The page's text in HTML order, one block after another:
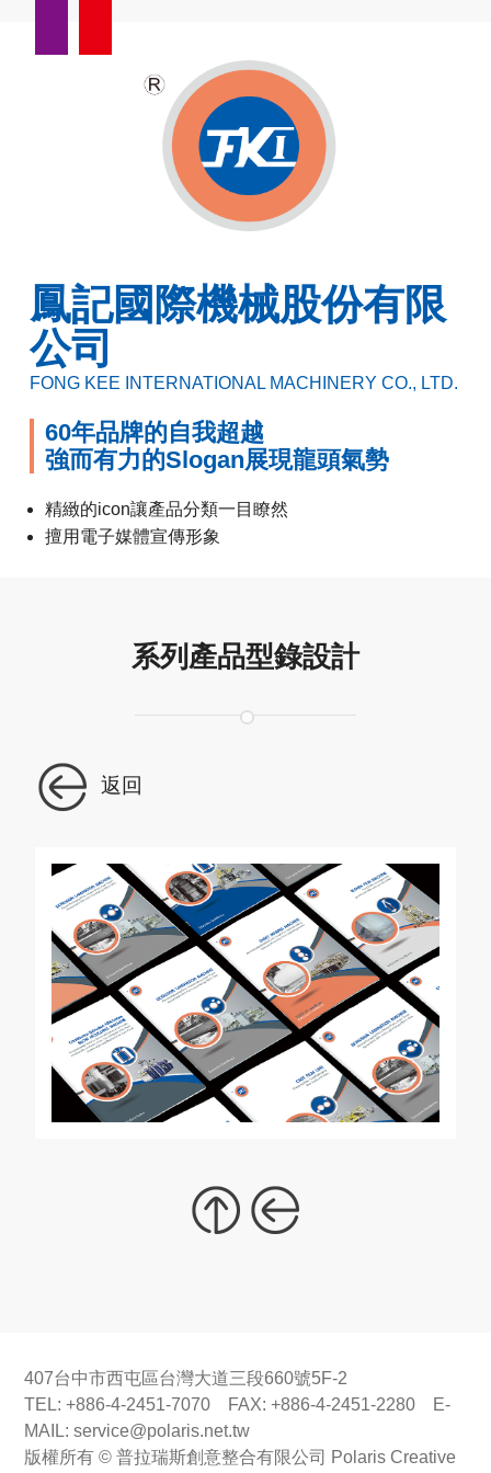
鳳記國際機械股份有限
公司
FONG KEE INTERNATIONAL MACHINERY CO., LTD.
60年品牌的自我超越
強而有力的Slogan展現龍頭氣勢
精緻的icon讓產品分類一目瞭然
擅用電子媒體宣傳形象
系列產品型錄設計
返回
407台中市西屯區台灣大道三段660號5F-2
TEL: +886-4-2451-7070 FAX: +886-4-2451-2280 E-
MAIL:service@polaris.net.tw
版權所有 © 普拉瑞斯創意整合有限公司 Polaris Creative